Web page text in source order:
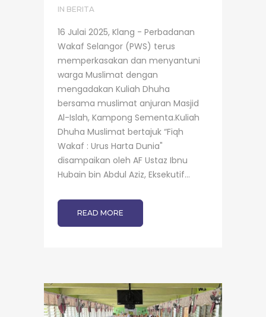
IN BERITA
16 Julai 2025, Klang - Perbadanan
Wakaf Selangor (PWS) terus
memperkasakan dan menyantuni
warga Muslimat dengan
mengadakan Kuliah Dhuha
bersama muslimat anjuran Masjid
Al-Islah, Kampong Sementa.Kuliah
Dhuha Muslimat bertajuk “Fiqh
Wakaf : Urus Harta Dunia"
disampaikan oleh AF Ustaz Ibnu
Hubain bin Abdul Aziz, Eksekutif...
READ MORE